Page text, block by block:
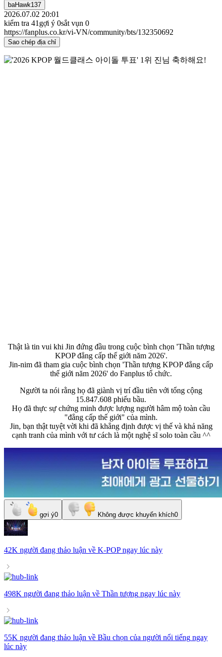
baHawk137
2026.07.02 20:01
kiểm tra 41 gợi ý 0sắt vụn 0
https://fanplus.co.kr/vi-VN/community/bts/132350692
Sao chép địa chỉ
Thật là tin vui khi Jin đứng đầu trong cuộc bình chọn 'Thần tượng
KPOP đẳng cấp thế giới năm 2026'.
Jin-nim đã tham gia cuộc bình chọn 'Thần tượng KPOP đẳng cấp
thế giới năm 2026' do Fanplus tổ chức.
Người ta nói rằng họ đã giành vị trí đầu tiên với tổng cộng
15.847.608 phiếu bầu.
Họ đã thực sự chứng minh được lượng người hâm mộ toàn cầu
"đẳng cấp thế giới" của mình.
Jin, bạn thật tuyệt vời khi đã khẳng định được vị thế và khả năng
cạnh tranh của mình với tư cách là một nghệ sĩ solo toàn cầu ^^
gợi ý0 Không được khuyến khích0
42K người đang thảo luận về K-POPngay lúc này
498K người đang thảo luận về Thần tượng ngay lúc này
55K người đang thảo luận về Bầu chọn của người nổi tiếng ngay
lúc này